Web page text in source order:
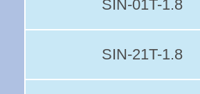
SIN-01T-1.8
SIN-21T-1.8